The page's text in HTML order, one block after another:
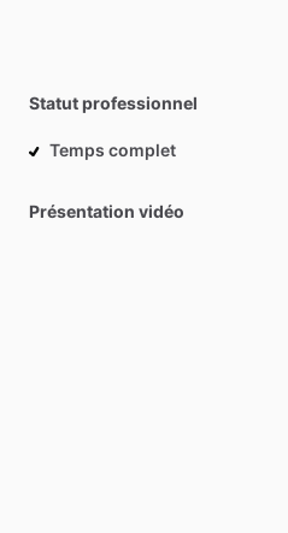
Statut professionnel
Temps complet
Présentation vidéo